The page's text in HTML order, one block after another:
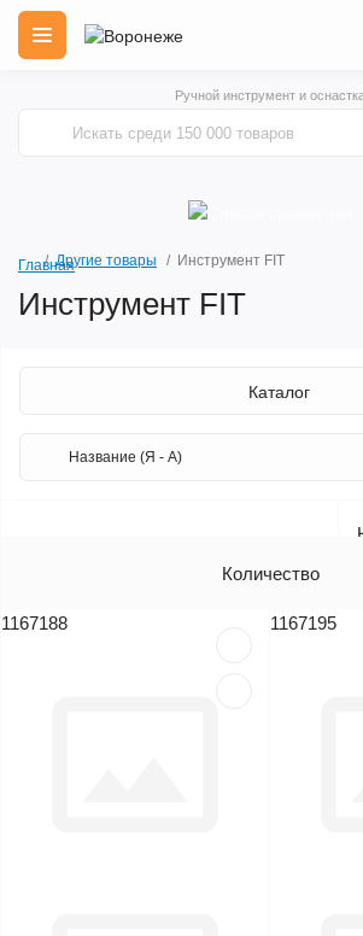
Ручной инструмент и
ГлавнаяДругие товары Инструмент FIT
Инструмент FIT
Каталог
Количество
1167188 1167195